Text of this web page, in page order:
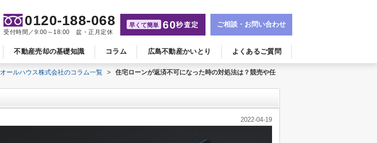
不動産売却の基礎知識 コラム 広島不動産かいとり よくあるご質問
0120-188-068
受付時間／9:00～18:00 盆・正月定休
早くて簡単 60秒査定 ご相談・お問い合わせ
オールハウス株式会社のコラム一覧 >
住宅ローンが返済不可になった時の対処法は？競売や任
2022-04-19